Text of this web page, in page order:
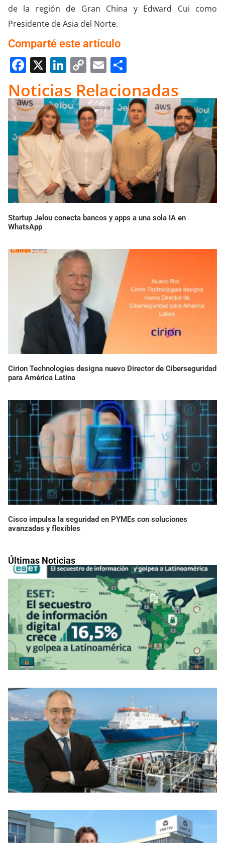
Últimas Noticias
de la región de Gran China y Edward Cui como
Presidente de Asia del Norte.
Comparté este artículo
Facebook
X LinkedIn
Copy
Link
Email
Noticias Relacionadas
Startup Jelou conecta bancos y apps a una sola IA en
WhatsApp
Cirion Technologies designa nuevo Director de Ciberseguridad
para América Latina
Cisco impulsa la seguridad en PYMEs con soluciones
avanzadas y flexibles